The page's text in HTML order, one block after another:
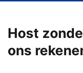
Host
ons